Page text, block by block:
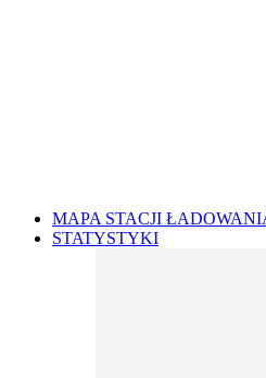
MAPA STACJI
STATYSTYKI